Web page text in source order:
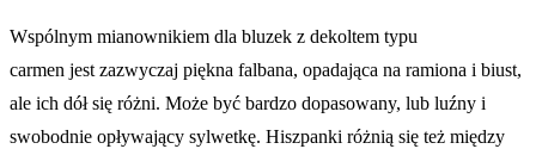
Wspólnym mianownikiem dla bluzek z dekoltem typu
carmen jest zazwyczaj piękna falbana, opadająca na ramiona i biust,
ale ich dół się różni. Może być bardzo dopasowany, lub luźny i
swobodnie opływający sylwetkę. Hiszpanki różnią się też między